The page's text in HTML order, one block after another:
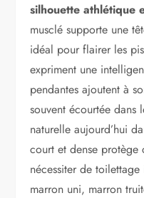
silhouette athlétique
musclé supporte une
idéal pour flairer les
expriment une
pendantes ajoutent à
souvent écourtée dans
naturelle aujourd’hui
court et dense protège
nécessiter de
marron uni, marron